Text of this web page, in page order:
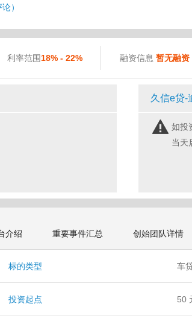
）
利率范围18% - 22% 融资信息 暂无融资
久信e贷-
如投
当天
介绍 重要事件汇总 创始团队详情
标的类型 车
投资起点 50